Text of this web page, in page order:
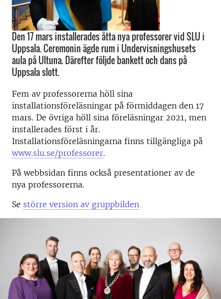
Den 17 mars installerades åtta nya professorer vid SLU i
Uppsala. Ceremonin ägde rum i Undervisningshusets
aula på Ultuna. Därefter följde bankett och dans på
Uppsala slott.
Fem av professorerna höll sina
installationsföreläsningar på förmiddagen den 17
mars. De övriga höll sina föreläsningar 2021, men
installerades först i år.
Installationsföreläsningarna finns tillgängliga på
www.slu.se/professorer.
På webbsidan finns också presentationer av de
nya professorerna.
Se större version av gruppbilden